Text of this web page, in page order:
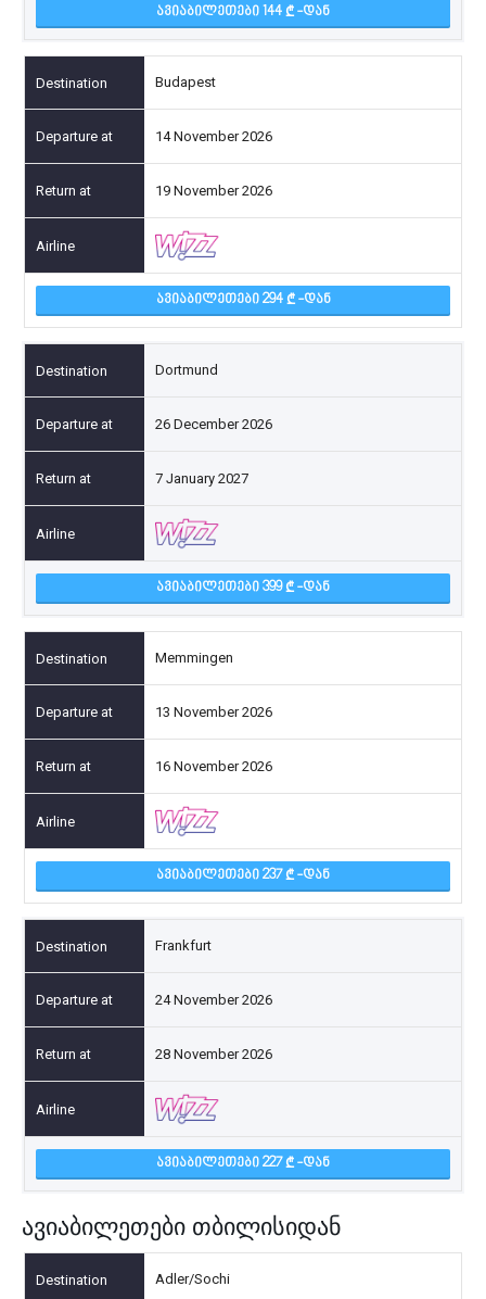
ᲐᲕᲘᲐᲑᲘᲚᲔᲗᲔᲑᲘ 144 -ᲓᲐᲜ
Budapest
14 November 2026
19 November 2026
ᲐᲕᲘᲐᲑᲘᲚᲔᲗᲔᲑᲘ 294 -ᲓᲐᲜ
Dortmund
26 December 2026
7 January 2027
ᲐᲕᲘᲐᲑᲘᲚᲔᲗᲔᲑᲘ 399 -ᲓᲐᲜ
Memmingen
13 November 2026
16 November 2026
ᲐᲕᲘᲐᲑᲘᲚᲔᲗᲔᲑᲘ 237 -ᲓᲐᲜ
Frankfurt
24 November 2026
28 November 2026
ᲐᲕᲘᲐᲑᲘᲚᲔᲗᲔᲑᲘ 227 -ᲓᲐᲜ
ავიაბილეთები თბილისიდან
Adler/Sochi